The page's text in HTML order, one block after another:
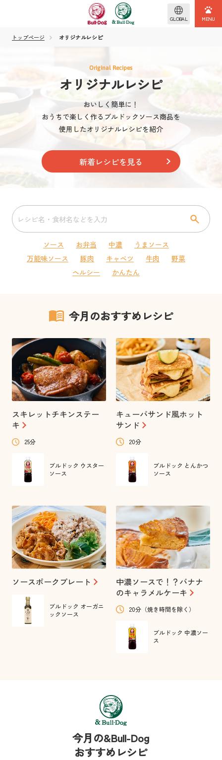
GLOBAL
トップページ オリジナルレシピ
Original Recipes
オリジナルレシピ
おいしく簡単に！
おうちで楽しく作るブルドックソース商品を
使用したオリジナルレシピを紹介
新着レシピを見る
ソース お弁当 中濃
うまソース
万能味ソース
豚肉 キャベツ 牛肉
野菜
ヘルシー
かんたん
今月のおすすめレシピ
スキレットチキンステー
キ
25分
ブルドック ウスター
ソース
キューバサンド風ホット
サンド
20分
ブルドック とんかつ
ソース
ソースポークプレート
ブルドック オーガニ
ックソース
中濃ソースで！？バナナ
のキャラメルケーキ
20分（焼き時間を除く）
ブルドック 中濃ソー
ス
今月の&Bull-Dog
おすすめレシピ